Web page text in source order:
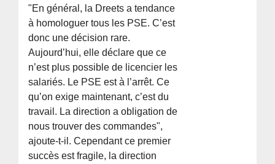
"En général, la Dreets a tendance
à homologuer tous les PSE. C’est
donc une décision rare.
Aujourd’hui, elle déclare que ce
n’est plus possible de licencier les
salariés. Le PSE est à l’arrêt. Ce
qu’on exige maintenant, c’est du
travail. La direction a obligation de
nous trouver des commandes",
ajoute-t-il. Cependant ce premier
succès est fragile, la direction